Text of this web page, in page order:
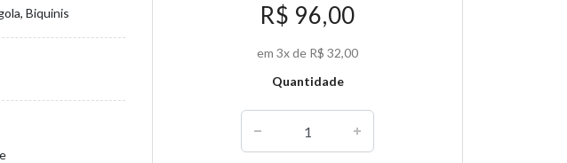
Biquinis R$ 96,00
em 3x de R$ 32,00
Quantidade